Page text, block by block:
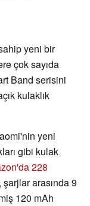
yeni bir
çok sayıda
Band serisini
kulaklık
yeni
gibi kulak
228
şarjlar arasında 9
120 mAh